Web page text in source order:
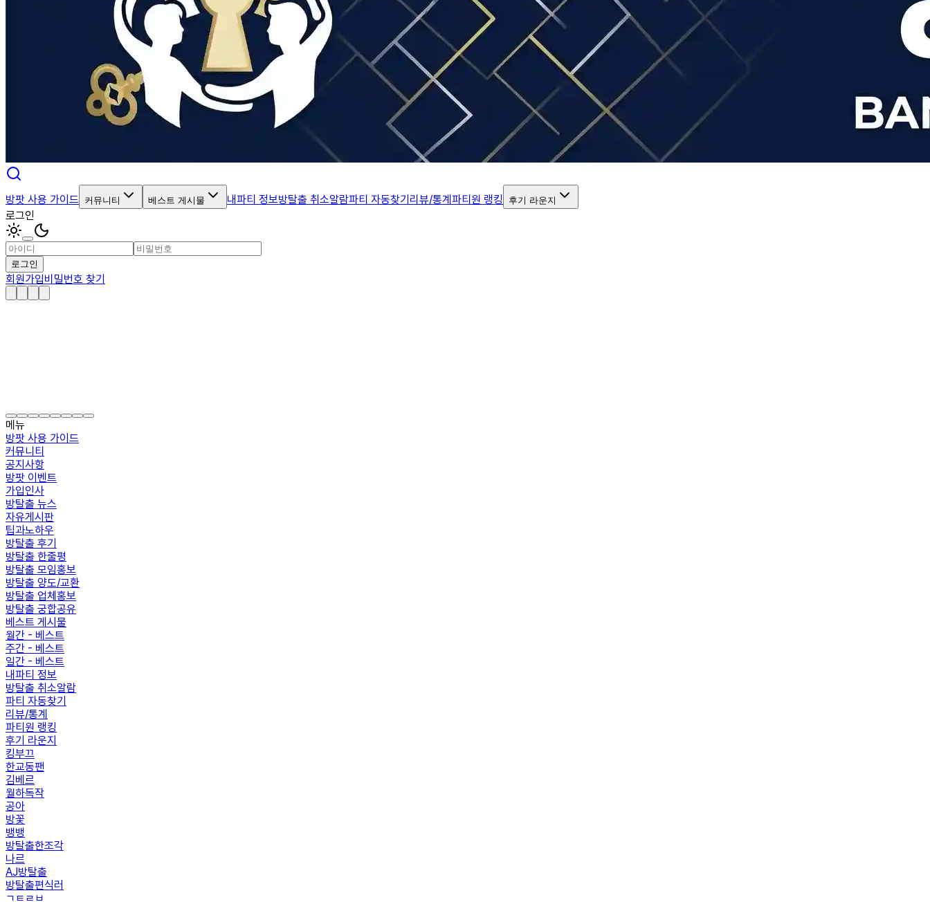
방팟 사용 가이드 커뮤니티 베스트 게시물 내파티 정보방탈출 취소알람파티 자동찾기리뷰/통계파티원 랭킹 후기 라운지
로그인
로그인
회원가입비밀번호 찾기
메뉴
방팟 사용 가이드
커뮤니티
공지사항
방팟 이벤트
가입인사
방탈출 뉴스
자유게시판
팁과노하우
방탈출 후기
방탈출 한줄평
방탈출 모임홍보
방탈출 양도/교환
방탈출 업체홍보
방탈출 궁합공유
베스트 게시물
월간 - 베스트
주간 - 베스트
일간 - 베스트
내파티 정보
방탈출 취소알람
파티 자동찾기
리뷰/통계
파티원 랭킹
후기 라운지
킹부끄
한교동팬
김베르
월하독작
공아
방꽃
뱅뱅
방탈출한조각
나르
AJ방탈출
방탈출편식러
ㄱㅌㄹㅂ